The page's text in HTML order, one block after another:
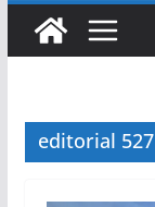
editorial 527